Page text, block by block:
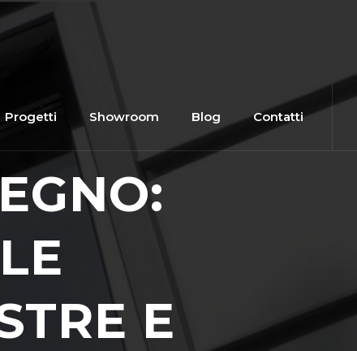
Progetti Showroom Blog Contatti
E